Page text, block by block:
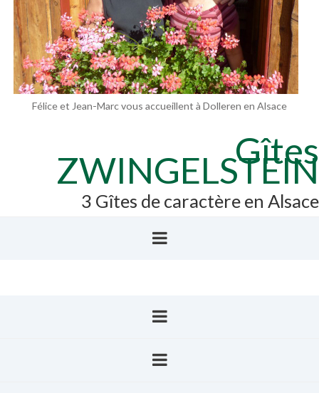
Félice et Jean-Marc vous accueillent à Dolleren en Alsace
Gîtes
ZWINGELSTEIN
3 Gîtes de caractère en Alsace